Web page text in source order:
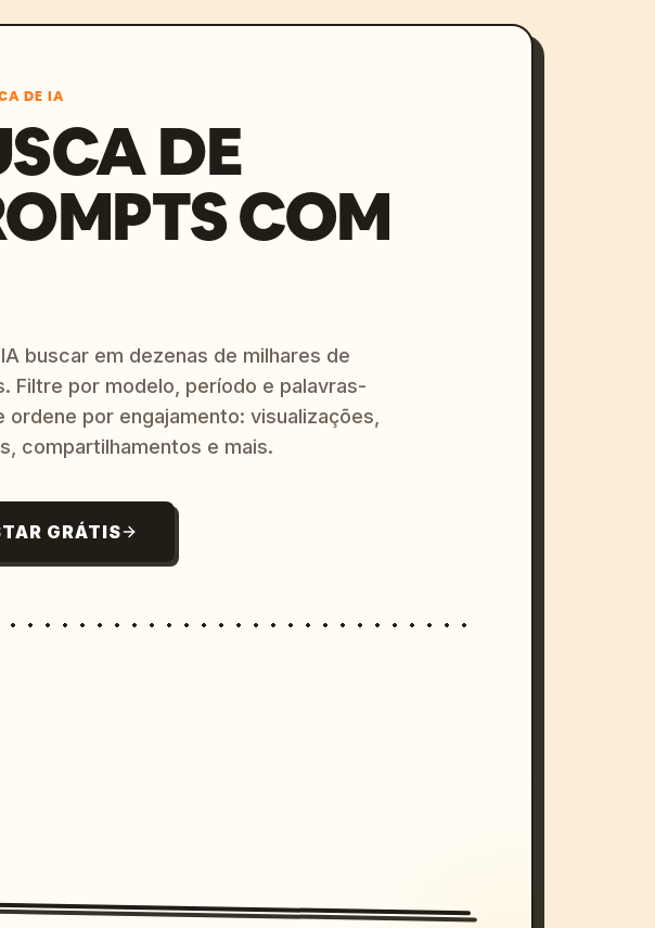
DE IA
DE
COM
buscar em dezenas de milhares de
Filtre por modelo, período e palavras-
ordene por engajamento: visualizações,
compartilhamentos e mais.
GRÁTIS